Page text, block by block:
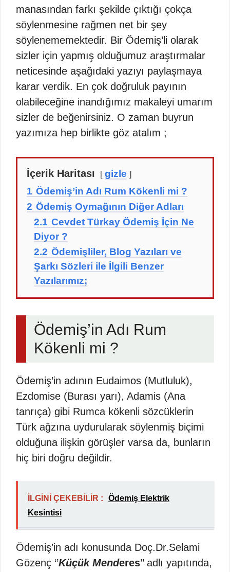
manasından farkı şekilde çıktığı çokça
söylenmesine rağmen net bir şey
söylenememektedir. Bir Ödemiş’li olarak
sizler için yapmış olduğumuz araştırmalar
neticesinde aşağıdaki yazıyı paylaşmaya
karar verdik. En çok doğruluk payının
olabileceğine inandığımız makaleyi umarım
sizler de beğenirsiniz. O zaman buyrun
yazımıza hep birlikte göz atalım ;
İçerik Haritası
gizle
1 Ödemiş’in Adı Rum Kökenli mi ?
2 Ödemiş Oymağının Diğer Adları
2.1 Cevdet Türkay Ödemiş İçin Ne
Diyor ?
2.2 Ödemişliler, Blog Yazıları ve
Şarkı Sözleri ile İlgili Benzer
Yazılarımız;
Ödemiş’in Adı Rum
Kökenli mi ?
Ödemiş’in adının Eudaimos (Mutluluk),
Ezdomise (Burası yarı), Adamis (Ana
tanrıça) gibi Rumca kökenli sözcüklerin
Türk ağzına uydurularak söylenmiş biçimi
olduğuna ilişkin görüşler varsa da, bunların
hiç biri doğru değildir.
İLGİNİ ÇEKEBİLİR :
Ödemiş Elektrik
Kesintisi
Ödemiş’in adı konusunda Doç.Dr.Selami
Gözenç ‘’Küçük Menderes’’ adlı yapıtında,